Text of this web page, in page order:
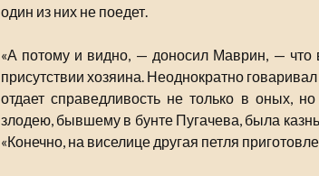
один из них не поедет.
«А потому и видно, — доносил Маврин, — что
присутствии хозяина. Неоднократно
отдает справедливость не только в оных,
злодею, бывшему в бунте Пугачева, была
«Конечно, на виселице другая петля